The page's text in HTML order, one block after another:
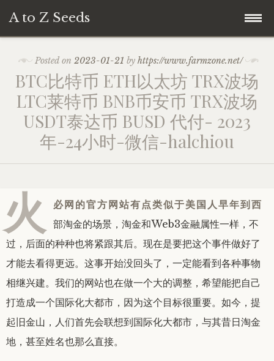
A to Z Seeds
content
HomePosted on2023-01-21 byhttps://www.farmzone.net/
BTC比特币 ETH以太坊 TRX波场
LTC莱特币 BNB币安币 TRX波场
USDT泰达币 BUSD 代付- 2023
年-24小时-微信-halchiou
火 必网的官方网站有点类似于美国人早年到西
部淘金的场景，淘金和Web3金融属性一样，不
过，后面的种种也将紧跟其后。 现在是要把这个事件做好了
才能去看得更远。 这事开始没回头了，一定能看到各种事物
相继兴建。 我们的网站也在做一个大的调整，希望能把自己
打造成一个国际化大都市，因为这个目标很重要。 如今，提
起旧金山，人们首先会联想到国际化大都市，与其昔日淘金
地，甚至姓名也那么直接。